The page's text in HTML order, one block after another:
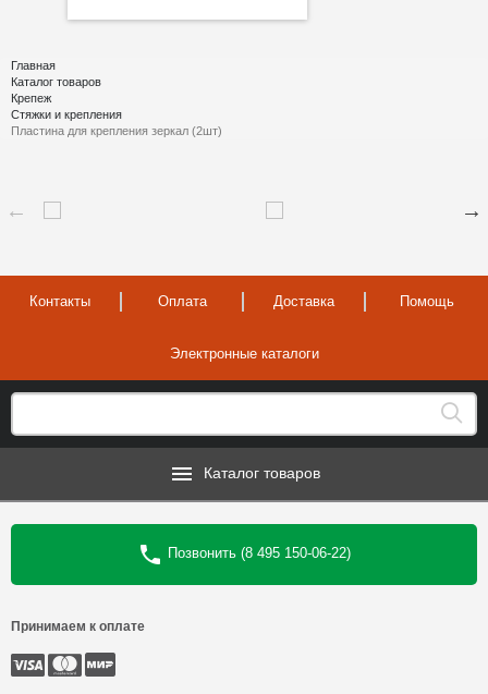
Главная
Каталог товаров
Крепеж
Стяжки и крепления
Пластина для крепления зеркал (2шт)
Контакты Оплата Доставка Помощь
Электронные каталоги
Каталог товаров
Позвонить (8 495 150-06-22)
Принимаем к оплате